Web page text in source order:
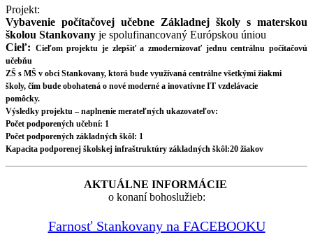
Projekt:
Vybavenie počítačovej učebne Základnej školy s materskou
školou Stankovany je spolufinancovaný Európskou úniou
Cieľ: Cieľom projektu je zlepšiť a zmodernizovať jednu centrálnu počítačovú
učebňu
ZŠ s MŠ v obci Stankovany, ktorá bude využívaná centrálne všetkými žiakmi
školy, čím bude obohatená o nové moderné a inovatívne IT vzdelávacie
pomôcky.
Výsledky projektu – naplnenie merateľných ukazovateľov:
Počet podporených učební: 1
Počet podporených základných škôl: 1
Kapacita podporenej školskej infraštruktúry základných škôl:20 žiakov
AKTUÁLNE INFORMÁCIE
o konaní bohoslužieb:
Farnosť Stankovany na FACEBOOKU